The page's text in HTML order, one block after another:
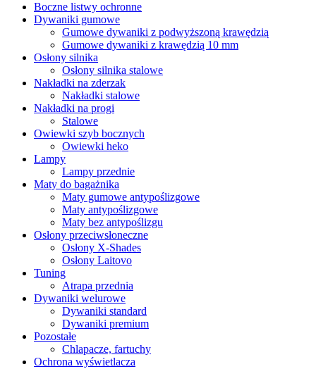
Boczne listwy ochronne
Dywaniki gumowe
Gumowe dywaniki z podwyższoną krawędzią
Gumowe dywaniki z krawędzią 10 mm
Osłony silnika
Osłony silnika stalowe
Nakładki na zderzak
Nakładki stalowe
Nakładki na progi
Stalowe
Owiewki szyb bocznych
Owiewki heko
Lampy
Lampy przednie
Maty do bagażnika
Maty gumowe antypoślizgowe
Maty antypoślizgowe
Maty bez antypoślizgu
Osłony przeciwsłoneczne
Osłony X-Shades
Osłony Laitovo
Tuning
Atrapa przednia
Dywaniki welurowe
Dywaniki standard
Dywaniki premium
Pozostałe
Chlapacze, fartuchy
Ochrona wyświetlacza